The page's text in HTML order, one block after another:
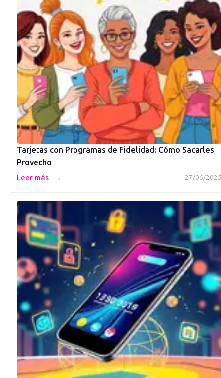
Tarjetas con Programas de Fidelidad: Cómo Sacarles
Provecho
27/06/2025
Leer más →